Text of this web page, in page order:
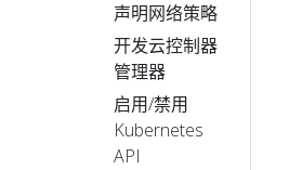
声明网络策略
开发云控制器
管理器
启用/禁用
Kubernetes
API